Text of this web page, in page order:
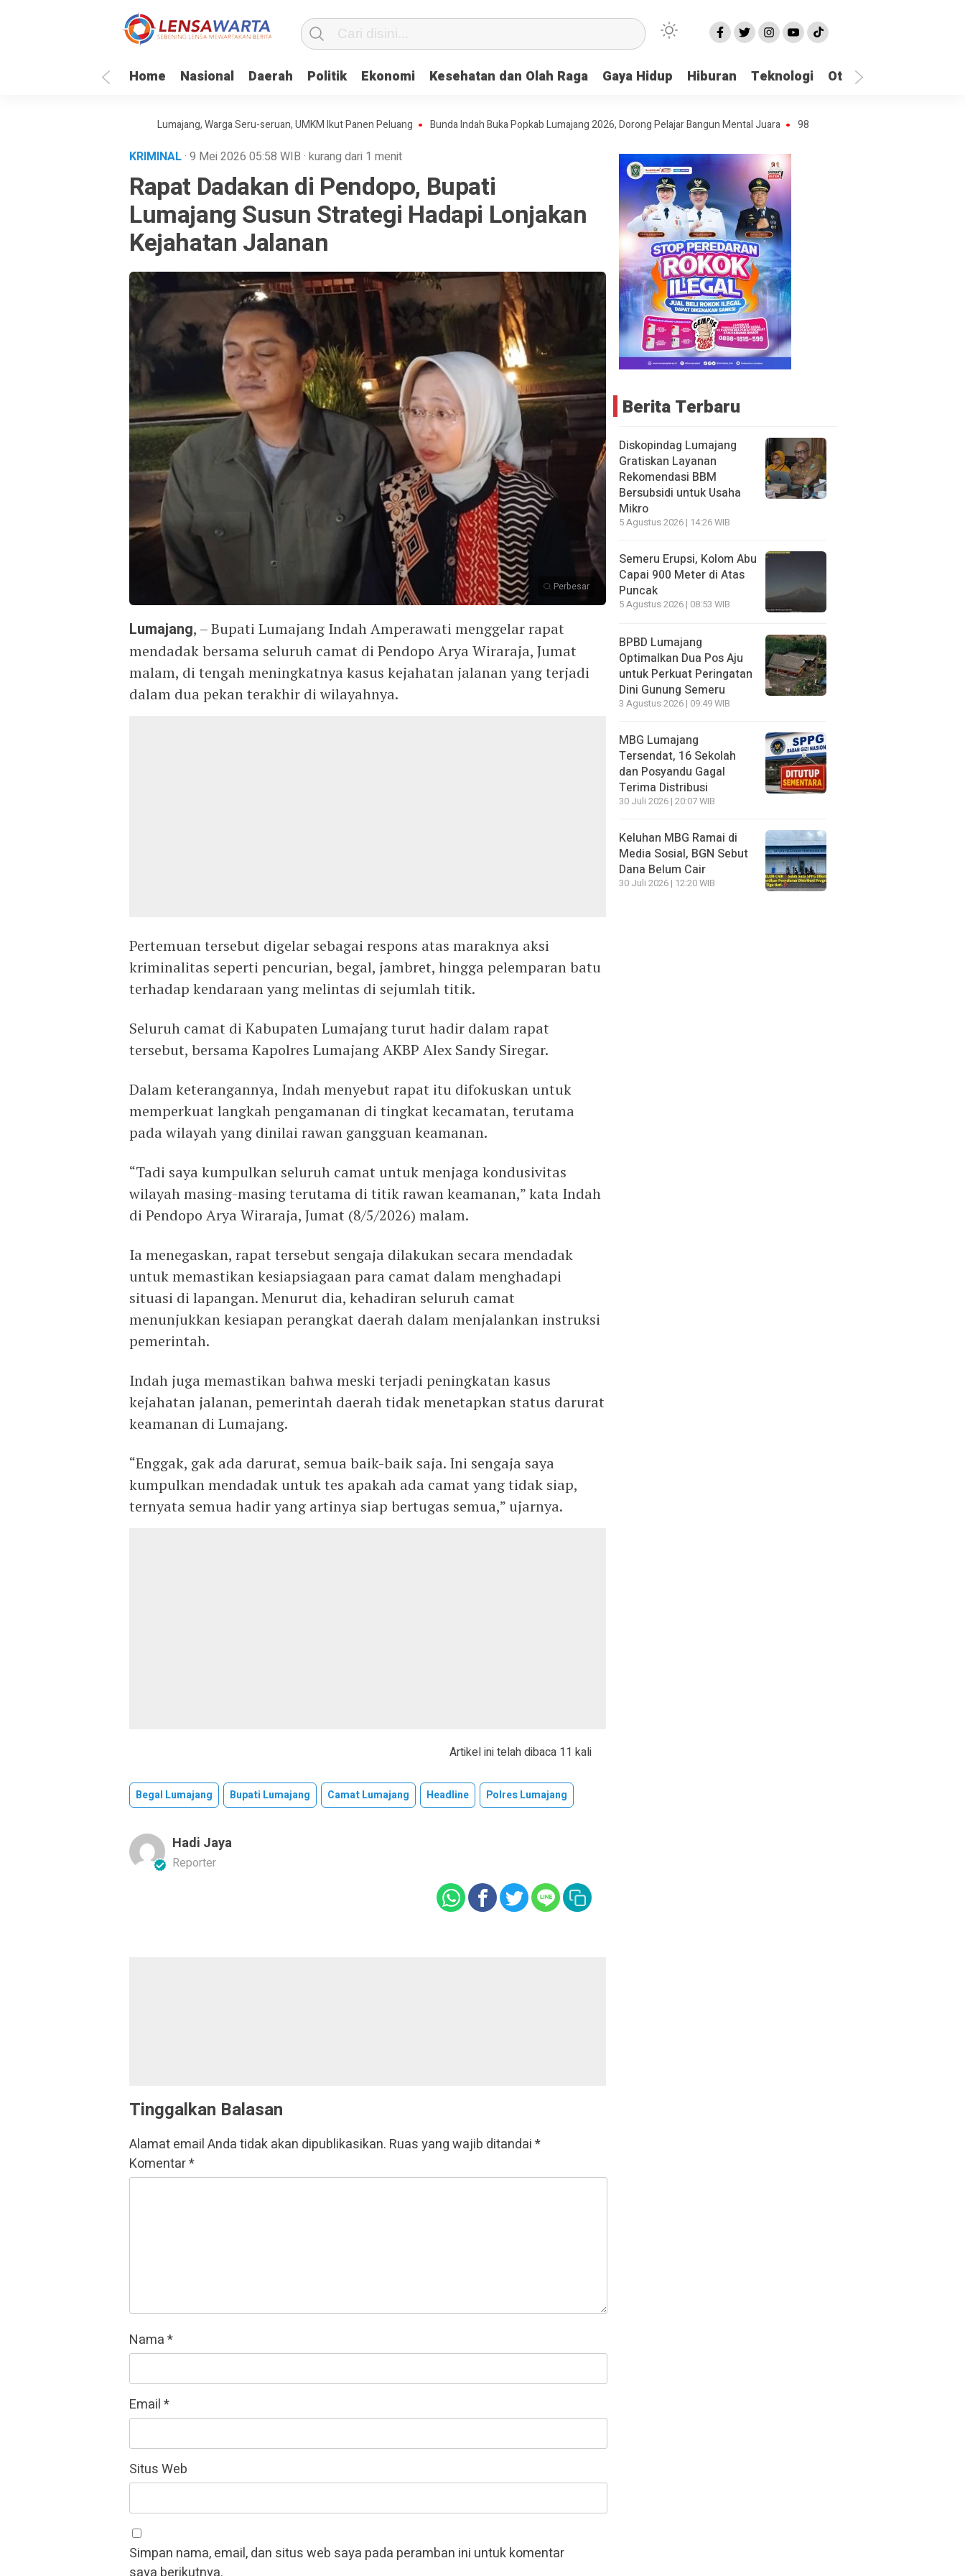
Home Nasional Daerah Politik Ekonomi Kesehatan dan Olah Raga Gaya Hidup Hiburan Teknologi Otomotif
Dunia 2026 Gratis di Lumajang, Warga Seru-seruan, UMKM Ikut Panen Peluang Bunda Indah Buka Popkab Lumajang 2026, Dorong Pelajar Bangun Mental Juara 98 PNS Lumajang Terima SK dan Diambil
KRIMINAL· 9 Mei 2026 05:58 WIB · kurang dari 1 menit
Rapat Dadakan di Pendopo, Bupati
Lumajang Susun Strategi Hadapi Lonjakan
Kejahatan Jalanan
Perbesar
Lumajang, – Bupati Lumajang Indah Amperawati menggelar rapat
mendadak bersama seluruh camat di Pendopo Arya Wiraraja, Jumat
malam, di tengah meningkatnya kasus kejahatan jalanan yang terjadi
dalam dua pekan terakhir di wilayahnya.
Pertemuan tersebut digelar sebagai respons atas maraknya aksi
kriminalitas seperti pencurian, begal, jambret, hingga pelemparan batu
terhadap kendaraan yang melintas di sejumlah titik.
Seluruh camat di Kabupaten Lumajang turut hadir dalam rapat
tersebut, bersama Kapolres Lumajang AKBP Alex Sandy Siregar.
Dalam keterangannya, Indah menyebut rapat itu difokuskan untuk
memperkuat langkah pengamanan di tingkat kecamatan, terutama
pada wilayah yang dinilai rawan gangguan keamanan.
“Tadi saya kumpulkan seluruh camat untuk menjaga kondusivitas
wilayah masing-masing terutama di titik rawan keamanan,” kata Indah
di Pendopo Arya Wiraraja, Jumat (8/5/2026) malam.
Ia menegaskan, rapat tersebut sengaja dilakukan secara mendadak
untuk memastikan kesiapsiagaan para camat dalam menghadapi
situasi di lapangan. Menurut dia, kehadiran seluruh camat
menunjukkan kesiapan perangkat daerah dalam menjalankan instruksi
pemerintah.
Indah juga memastikan bahwa meski terjadi peningkatan kasus
kejahatan jalanan, pemerintah daerah tidak menetapkan status darurat
keamanan di Lumajang.
“Enggak, gak ada darurat, semua baik-baik saja. Ini sengaja saya
kumpulkan mendadak untuk tes apakah ada camat yang tidak siap,
ternyata semua hadir yang artinya siap bertugas semua,” ujarnya.
Artikel ini telah dibaca 11 kali
Begal Lumajang Bupati Lumajang Camat Lumajang Headline Polres Lumajang
Hadi Jaya
Reporter
Tinggalkan Balasan
Alamat email Anda tidak akan dipublikasikan. Ruas yang wajib ditandai*
Komentar*
Nama*
Email*
Situs Web
Simpan nama, email, dan situs web saya pada peramban ini untuk komentar
Berita Terbaru
Diskopindag Lumajang
Gratiskan Layanan
Rekomendasi BBM
Bersubsidi untuk Usaha
Mikro
5 Agustus 2026 | 14:26 WIB
Semeru Erupsi, Kolom Abu
Capai 900 Meter di Atas
Puncak
5 Agustus 2026 | 08:53 WIB
BPBD Lumajang
Optimalkan Dua Pos Aju
untuk Perkuat Peringatan
Dini Gunung Semeru
3 Agustus 2026 | 09:49 WIB
MBG Lumajang
Tersendat, 16 Sekolah
dan Posyandu Gagal
Terima Distribusi
30 Juli 2026 | 20:07 WIB
Keluhan MBG Ramai di
Media Sosial, BGN Sebut
Dana Belum Cair
30 Juli 2026 | 12:20 WIB